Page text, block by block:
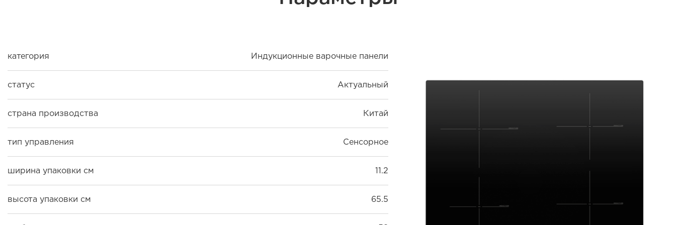
категория Индукционные варочные панели
статус Актуальный
страна производства Китай
тип управления Сенсорное
ширина упаковки см 11.2
высота упаковки см 65.5